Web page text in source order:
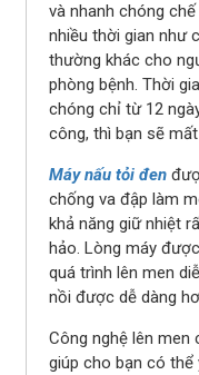
và nhanh chóng
nhiều thời gian như
thường khác cho
phòng bệnh. Thời
chóng chỉ từ 12
công, thì bạn sẽ
Máy nấu tỏi đen
chống va đập làm
khả năng giữ nhiệt
hảo. Lòng máy
quá trình lên men
nồi được dễ dàng
Công nghệ lên
giúp cho bạn có